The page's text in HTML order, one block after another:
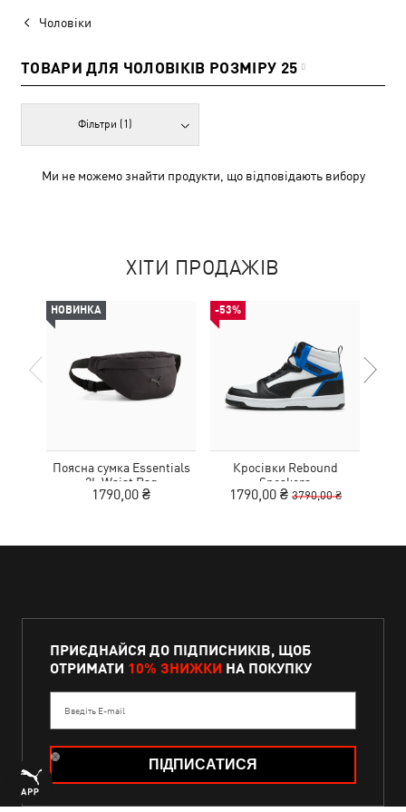
Чоловіки
ТОВАРИ ДЛЯ ЧОЛОВІКІВ РОЗМІРУ 25 0
Фільтри (1)
Ми не можемо знайти продукти, що відповідають вибору
ХІТИ ПРОДАЖІВ
НОВИНКА
Поясна сумка Essentials
2L Waist Bag
1790,00 ₴
-53%
Кросівки Rebound
Sneakers
1790,00 ₴ 3790,00 ₴
ПРИЄДНАЙСЯ ДО ПІДПИСНИКІВ, ЩОБ
ОТРИМАТИ 10% ЗНИЖКИ НА ПОКУПКУ
Введіть E-mail
ПІДПИСАТИСЯ